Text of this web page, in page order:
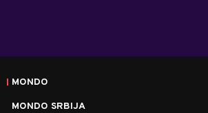
MONDO
MONDO SRBIJA